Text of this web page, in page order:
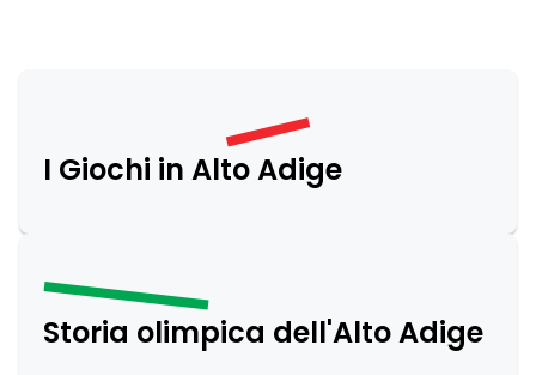
I Giochi in Alto Adige
Storia olimpica dell'Alto Adige